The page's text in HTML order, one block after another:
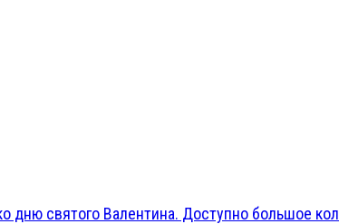
дню святого Валентина. Доступно большое